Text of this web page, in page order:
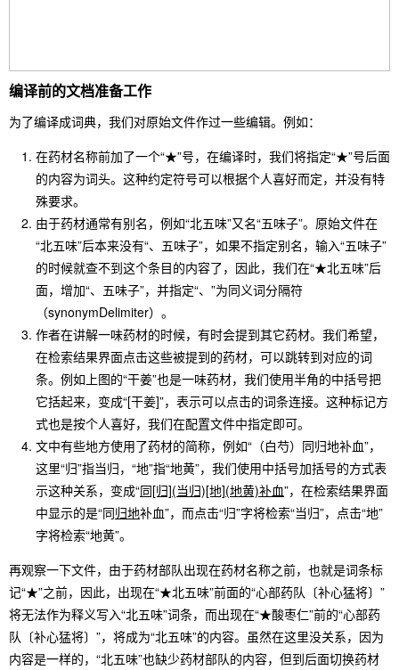
编译前的文档准备工作
为了编译成词典，我们对原始文件作过一些编辑。例如：
在药材名称前加了一个“★”号，在编译时，我们将指定“★”号后面
的内容为词头。这种约定符号可以根据个人喜好而定，并没有特
殊要求。
由于药材通常有别名，例如“北五味”又名“五味子”。原始文件在
“北五味”后本来没有“、五味子”，如果不指定别名，输入“五味子”
的时候就查不到这个条目的内容了，因此，我们在“★北五味”后
面，增加“、五味子”，并指定“、”为同义词分隔符
（synonymDelimiter）。
作者在讲解一味药材的时候，有时会提到其它药材。我们希望，
在检索结果界面点击这些被提到的药材，可以跳转到对应的词
条。例如上图的“干姜”也是一味药材，我们使用半角的中括号把
它括起来，变成“[干姜]”，表示可以点击的词条连接。这种标记方
式也是按个人喜好，我们在配置文件中指定即可。
文中有些地方使用了药材的简称，例如“（白芍）同归地补血”，
这里“归”指当归，“地”指“地黄”，我们使用中括号加括号的方式表
示这种关系，变成“同[归](当归)[地](地黄)补血”，在检索结果界面
中显示的是“同归地补血”，而点击“归”字将检索“当归”，点击“地”
字将检索“地黄”。
再观察一下文件，由于药材部队出现在药材名称之前，也就是词条标
记“★”之前，因此，出现在“★北五味”前面的“心部药队〔补心猛将〕”
将无法作为释义写入“北五味”词条，而出现在“★酸枣仁”前的“心部药
队〔补心猛将〕”，将成为“北五味”的内容。虽然在这里没关系，因为
内容是一样的，“北五味”也缺少药材部队的内容，但到后面切换药材